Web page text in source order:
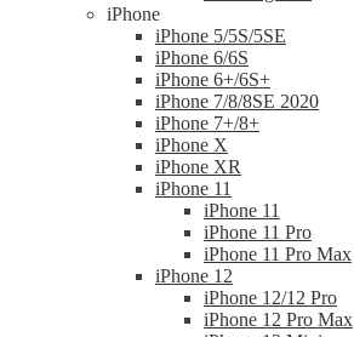
iPhone
iPhone 5/5S/5SE
iPhone 6/6S
iPhone 6+/6S+
iPhone 7/8/8SE 2020
iPhone 7+/8+
iPhone X
iPhone XR
iPhone 11
iPhone 11
iPhone 11 Pro
iPhone 11 Pro Max
iPhone 12
iPhone 12/12 Pro
iPhone 12 Pro Max